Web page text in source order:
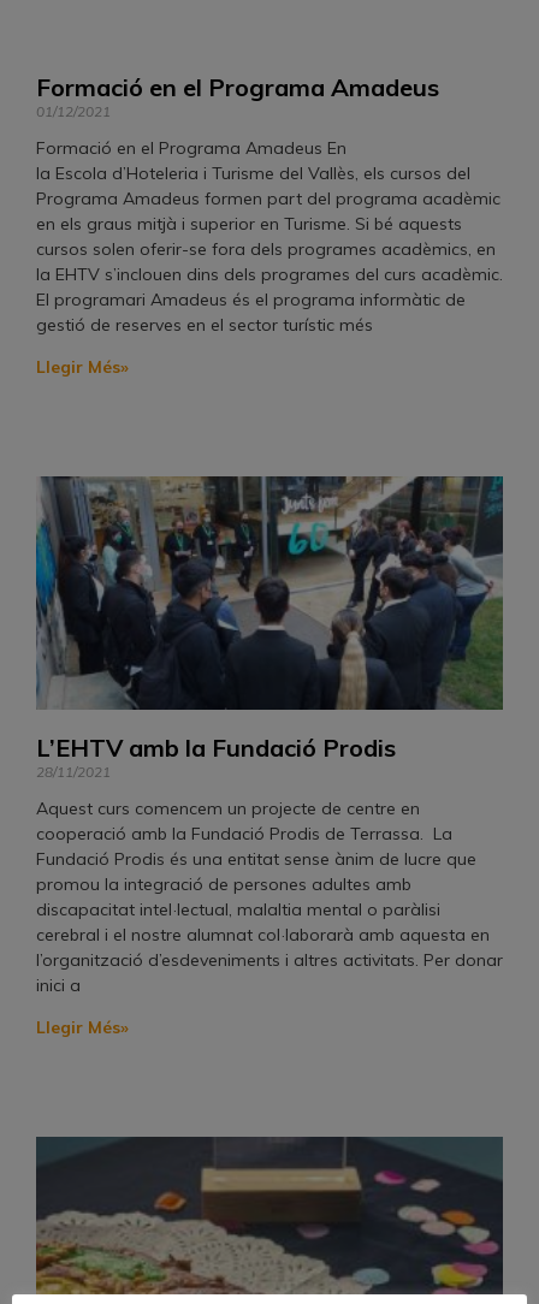
Formació en el Programa Amadeus
01/12/2021
Formació en el Programa Amadeus En
la Escola d’Hoteleria i Turisme del Vallès, els cursos del
Programa Amadeus formen part del programa acadèmic
en els graus mitjà i superior en Turisme. Si bé aquests
cursos solen oferir-se fora dels programes acadèmics, en
la EHTV s’inclouen dins dels programes del curs acadèmic.
El programari Amadeus és el programa informàtic de
gestió de reserves en el sector turístic més
Llegir Més»
L’EHTV amb la Fundació Prodis
28/11/2021
Aquest curs comencem un projecte de centre en
cooperació amb la Fundació Prodis de Terrassa. La
Fundació Prodis és una entitat sense ànim de lucre que
promou la integració de persones adultes amb
discapacitat intel·lectual, malaltia mental o paràlisi
cerebral i el nostre alumnat col·laborarà amb aquesta en
l’organització d’esdeveniments i altres activitats. Per donar
inici a
Llegir Més»